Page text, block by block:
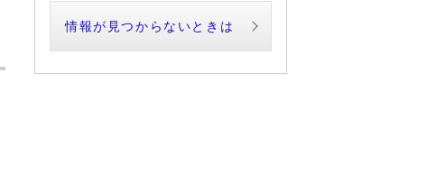
情報が見つからないときは